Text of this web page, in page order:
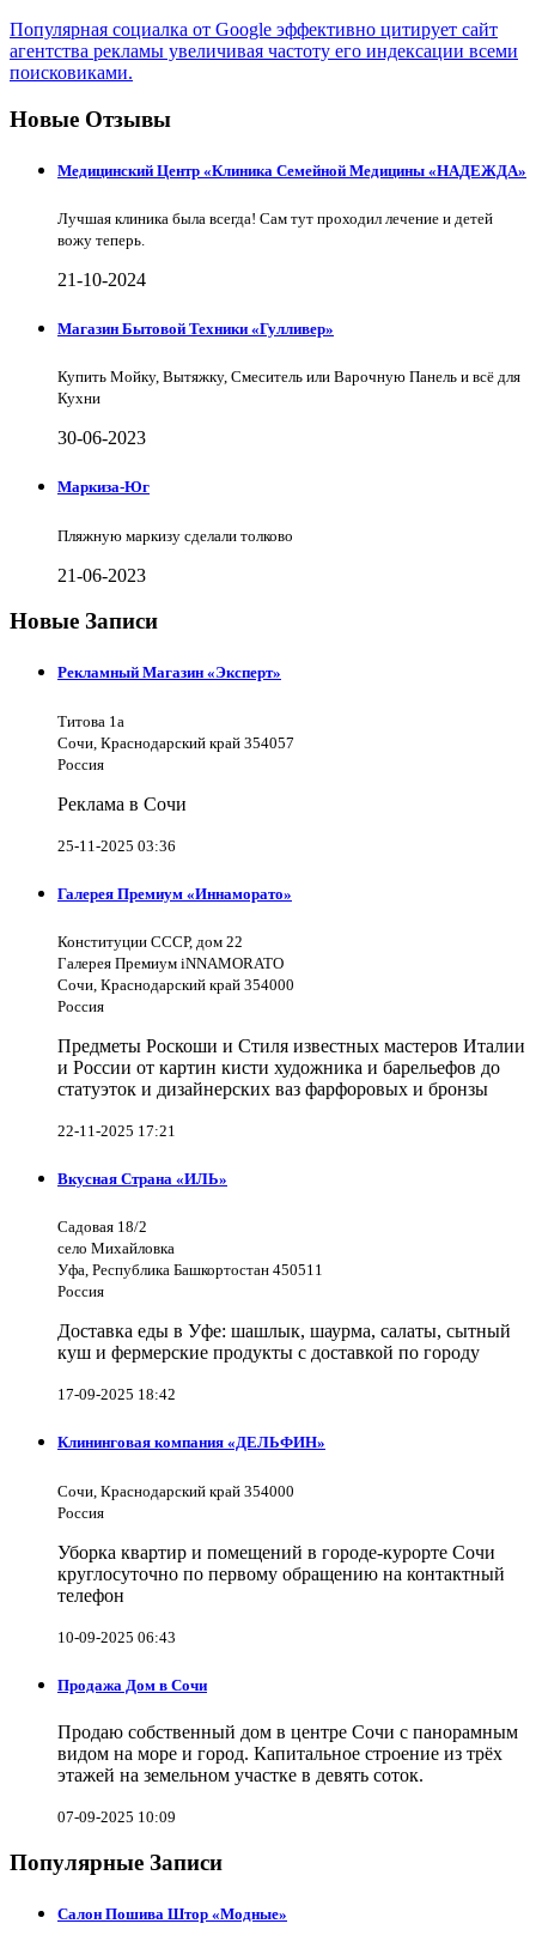
Популярная социалка от Google эффективно цитирует сайт
агентства рекламы увеличивая частоту его индексации всеми
поисковиками.
Новые Отзывы
Медицинский Центр «Клиника Семейной Медицины «НАДЕЖДА»
Лучшая клиника была всегда! Сам тут проходил лечение и детей
вожу теперь.
21-10-2024
Магазин Бытовой Техники «Гулливер»
Купить Мойку, Вытяжку, Смеситель или Варочную Панель и всё для
Кухни
30-06-2023
Маркиза-Юг
Пляжную маркизу сделали толково
21-06-2023
Новые Записи
Рекламный Магазин «Эксперт»
Титова 1а
Сочи, Краснодарский край 354057
Россия
Реклама в Сочи
25-11-2025 03:36
Галерея Премиум «Иннаморато»
Конституции СССР, дом 22
Галерея Премиум iNNAMORATO
Сочи, Краснодарский край 354000
Россия
Предметы Роскоши и Стиля известных мастеров Италии
и России от картин кисти художника и барельефов до
статуэток и дизайнерских ваз фарфоровых и бронзы
22-11-2025 17:21
Вкусная Страна «ИЛЬ»
Садовая 18/2
село Михайловка
Уфа, Республика Башкортостан 450511
Россия
Доставка еды в Уфе: шашлык, шаурма, салаты, сытный
куш и фермерские продукты с доставкой по городу
17-09-2025 18:42
Клининговая компания «ДЕЛЬФИН»
Сочи, Краснодарский край 354000
Россия
Уборка квартир и помещений в городе-курорте Сочи
круглосуточно по первому обращению на контактный
телефон
10-09-2025 06:43
Продажа Дом в Сочи
Продаю собственный дом в центре Сочи с панорамным
видом на море и город. Капитальное строение из трёх
этажей на земельном участке в девять соток.
07-09-2025 10:09
Популярные Записи
Салон Пошива Штор «Модные»